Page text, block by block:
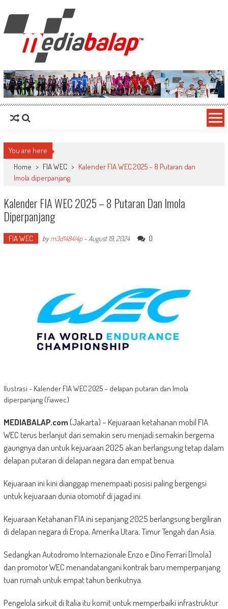
MediaBalap.com | Informasi Balap
Terupdate
Seputar MotoGP GP2 GP3 F2 F3 SERI ASIA LMP2 F1 dll
You are here
Home > FIA WEC > Kalender FIA WEC 2025 – 8 Putaran dan
Imola diperpanjang
Kalender FIA WEC 2025 – 8 Putaran Dan Imola
Diperpanjang
FIA WEC bym3d1484l4p- August 19, 2024 0
llustrasi - Kalender FIA WEC 2025 – delapan putaran dan Imola
diperpanjang (fiawec)
MEDIABALAP.com(Jakarta) – Kejuaraan ketahanan mobil FIA
WEC terus berlanjut dari semakin seru menjadi semakin bergema
gaungnya dan untuk kejuaraan 2025 akan berlangsung tetap dalam
delapan putaran di delapan negara dan empat benua.
Kejuaraan ini kini dianggap menempaati posisi paling bergengsi
untuk kejuaraan dunia otomotif di jagad ini.
Kejuaraan Ketahanan FIA ini sepanjang 2025 berlangsung bergiliran
di delapan negara di Eropa, Amerika Utara, Timur Tengah dan Asia.
Sedangkan Autodromo Internazionale Enzo e Dino Ferrari [Imola]
dan promotor WEC menandatangani kontrak baru memperpanjang
tuan rumah untuk empat tahun berikutnya.
Pengelola sirkuit di Italia itu komit untuk memperbaiki infrastruktur